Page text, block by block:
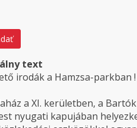
text
irodák a Hamzsa-parkban !
a XI. kerületben, a
nyugati kapujában